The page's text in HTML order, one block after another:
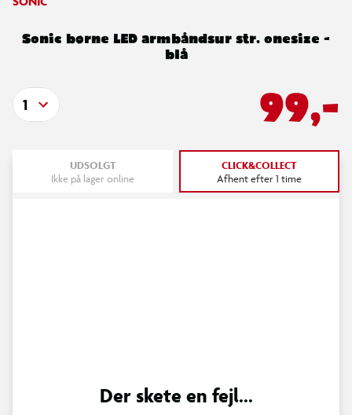
Sonic børne LED armbåndsur str. onesize -
blå
99,-
1
UDSOLGT
Ikke på lager online
CLICK&COLLECT
Afhent efter 1 time
Der skete en fejl...